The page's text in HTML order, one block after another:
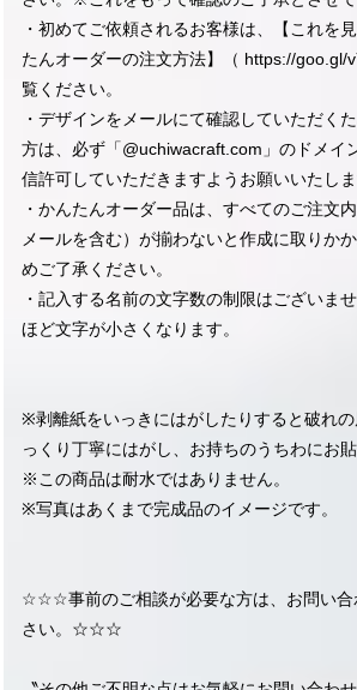
・初めてご依頼されるお客様は、【これを
たんオーダーの注文方法】（ https://goo.gl/
覧ください。
・デザインをメールにて確認していただく
方は、必ず「@uchiwacraft.com」のドメイ
信許可していただきますようお願いいたしま
・かんたんオーダー品は、すべてのご注文
メールを含む）が揃わないと作成に取りか
めご了承ください。
・記入する名前の文字数の制限はございま
ほど文字が小さくなります。
※剥離紙をいっきにはがしたりすると破れ
っくり丁寧にはがし、お持ちのうちわにお貼
※この商品は耐水ではありません。
※写真はあくまで完成品のイメージです。
☆☆☆事前のご相談が必要な方は、お問い合
さい。☆☆☆